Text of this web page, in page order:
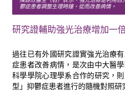
鬱症患者調整生理時鐘，從而改善病情。
研究證輔助強光治療增加一
過往已有外國研究證實強光治療
症患者改善病情，是次由中大醫
科學學院心理學系合作的研究，
型」抑鬱症患者進行的隨機對照研